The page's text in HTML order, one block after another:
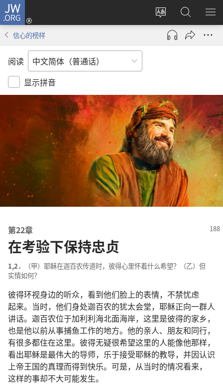
JW.ORG
更
改
网
登
录
（打
搜
索
JW.ORG
显
信心的榜样
阅读
显示拼音
第22章
在考验下保持忠贞
1,2． （甲） 耶稣在迦百农传道时， 彼得心里怀着什么希望？（乙） 但
实情如何？
彼得环视身边的听众， 看到他们脸上的表情， 不禁忧虑
起来。 当时， 他们身处迦百农的犹太会堂， 耶稣正向一群人
讲话。 迦百农位于加利利海北面海岸， 这里是彼得的家乡，
也是他以前从事捕鱼工作的地方。 他的亲人、 朋友和同行，
有很多都住在这里。 彼得无疑很希望这里的人能像他那样，
看出耶稣是最伟大的导师， 乐于接受耶稣的教导， 并因认识
上帝王国的真理而得到快乐。 可是， 从当时的情况看来，
这样的事却不大可能发生。